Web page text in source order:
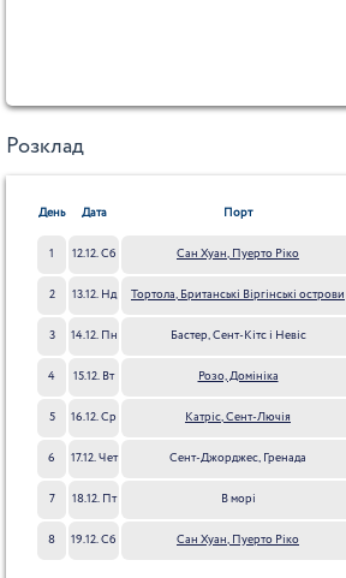
Розклад
День Дата Порт
1 12.12. Сб Сан Хуан, Пуерто Ріко
2 13.12. Нд Тортола, Британські Віргінські острови
3 14.12. Пн Бастер, Сент-Кітс і Невіс
4 15.12. Вт Розо, Домініка
5 16.12. Ср Катріc, Сент-Лючія
6 17.12. Чет Сент-Джорджес, Гренада
7 18.12. Пт В морі
8 19.12. Сб Сан Хуан, Пуерто Ріко